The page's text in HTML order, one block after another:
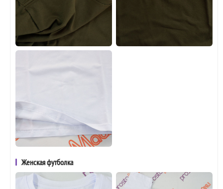
Женская футболка